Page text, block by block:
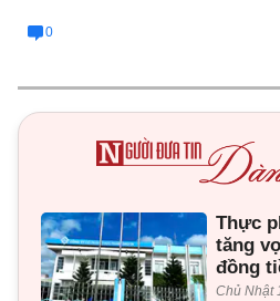
0
Thực
tăng
đồng
Chủ Nhật